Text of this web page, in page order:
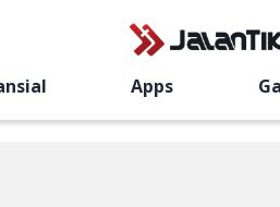
Apps